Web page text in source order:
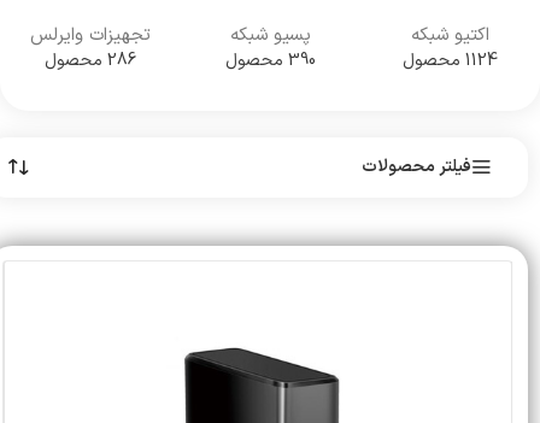
اکتیو شبکه
1124 محصول
پسیو شبکه
390 محصول
تجهیزات وایرلس
286 محصول
فیلتر محصولات